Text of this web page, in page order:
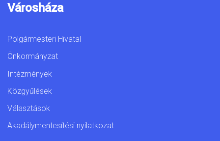
Városháza
Polgármesteri Hivatal
Önkormányzat
Intézmények
Közgyűlések
Választások
Akadálymentesítési nyilatkozat